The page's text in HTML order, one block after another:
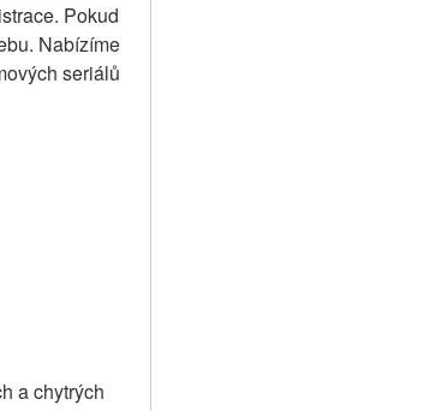
Pokud
Nabízíme
seriálů
a chytrých